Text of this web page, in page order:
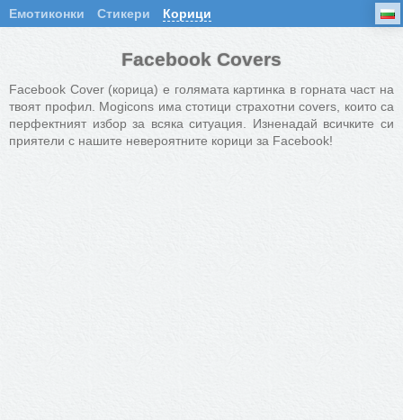
Емотиконки Стикери Корици
Facebook Covers
Facebook Cover (корица) е голямата картинка в горната част на
твоят профил. Mogicons има стотици страхотни covers, които са
перфектният избор за всяка ситуация. Изненадай всичките си
приятели с нашите невероятните корици за Facebook!